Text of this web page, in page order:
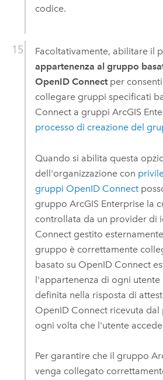
codice.
Facoltativamente, abilitare il
appartenenza al gruppo
OpenID Connectper
collegare gruppi specificati
Connecta gruppi ArcGIS
processo di creazione del
Quando si abilita questa
dell'organizzazione con
gruppi OpenID Connect
gruppo ArcGIS Enterprisela
controllata da un provider di
Connectgestito
gruppo è correttamente
basato su OpenID Connect
l'appartenenza di ogni
definita nella risposta di
OpenID Connectricevuta dal
ogni volta che l'utente
Per garantire che il gruppo
venga collegato